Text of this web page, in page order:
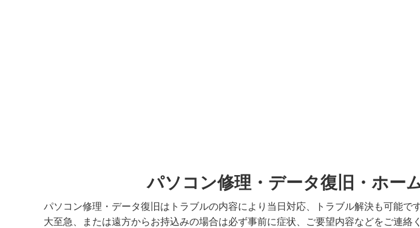
パソコン修理・データ復旧・ホー
パソコン修理・データ復旧はトラブルの内容により当日対応、トラブル解決も可能で
大至急、または遠方からお持込みの場合は必ず事前に症状、ご要望内容などをご連絡